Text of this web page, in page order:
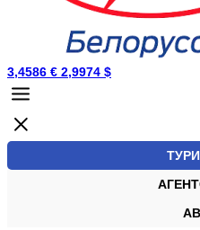
3,4586 € 2,9974 $